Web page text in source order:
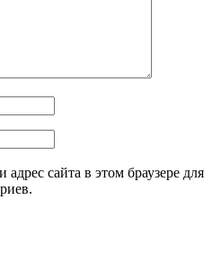
сайта в этом браузере для